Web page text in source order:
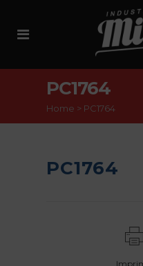
PC1764
Home > PC1764
PC1764